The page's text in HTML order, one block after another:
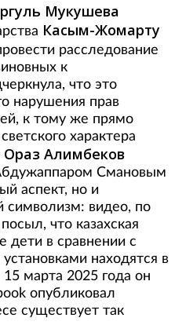
Мукушева
Касым-Жомарту
расследование
к
что это
нарушения прав
к тому же прямо
характера
Ораз Алимбеков
Смановым
аспект, но и
символизм: видео, по
что казахская
дети в сравнении с
находятся в
марта 2025 года он
опубликовал
существует так